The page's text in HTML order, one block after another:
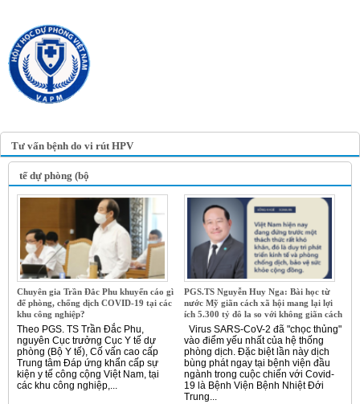
Tư vấn bệnh do vi rút HPV
tế dự phòng (bộ
Chuyên gia Trần Đắc Phu khuyến cáo gì
để phòng, chống dịch COVID-19 tại các
khu công nghiệp?
Theo PGS. TS Trần Đắc Phu,
nguyên Cục trưởng Cục Y tế dự
phòng (Bộ Y tế), Cố vấn cao cấp
Trung tâm Đáp ứng khẩn cấp sự
kiện y tế công cộng Việt Nam, tại
các khu công nghiệp,...
PGS.TS Nguyễn Huy Nga: Bài học từ
nước Mỹ giãn cách xã hội mang lại lợi
ích 5.300 tỷ đô la so với không giãn cách
Virus SARS-CoV-2 đã "chọc thủng"
vào điểm yếu nhất của hệ thống
phòng dịch. Đặc biệt lần này dịch
bùng phát ngay tại bệnh viện đầu
ngành trong cuộc chiến với Covid-
19 là Bệnh Viện Bệnh Nhiệt Đới
Trung...